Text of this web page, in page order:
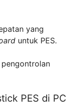
yang
untuk PES.
PES di PC